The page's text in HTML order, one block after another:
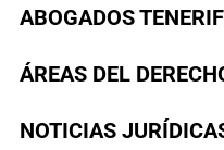
ABOGADOS
ÁREAS DEL
NOTICIAS